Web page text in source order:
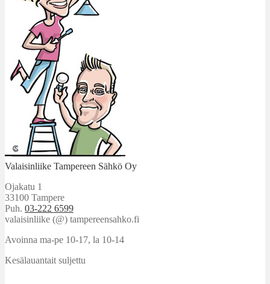
Valaisinliike Tampereen Sähkö Oy
Ojakatu 1
33100 Tampere
Puh. 03-222 6599
valaisinliike (@) tampereensahko.fi
Avoinna ma-pe 10-17, la 10-14
Kesälauantait suljettu